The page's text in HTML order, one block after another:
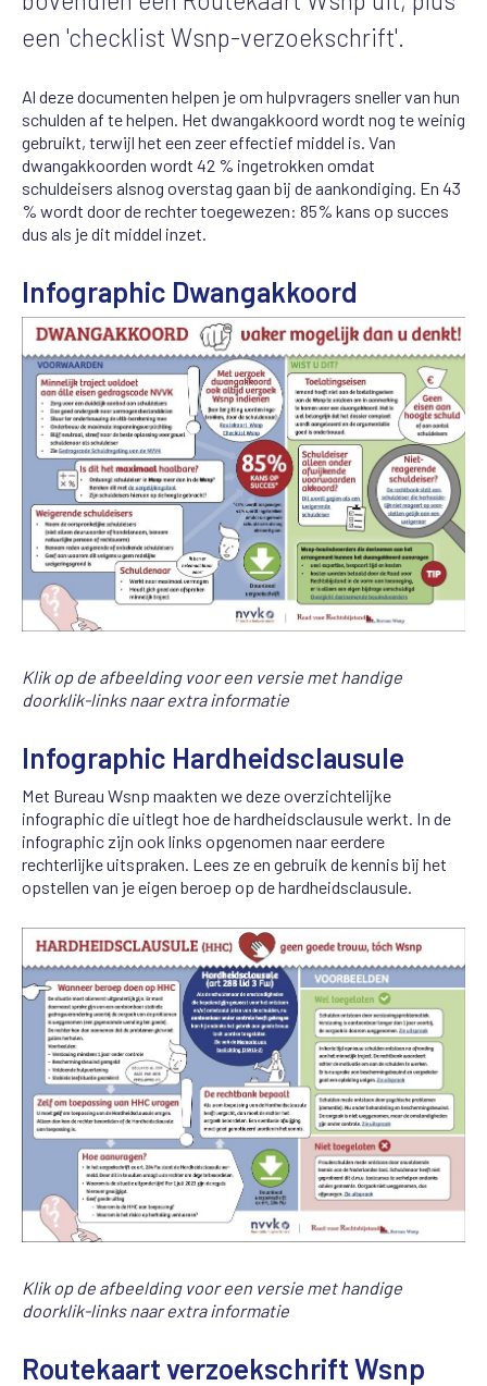
een 'checklist Wsnp-verzoekschrift'.
Al deze documenten helpen je om hulpvragers sneller van hun
schulden af te helpen. Het dwangakkoord wordt nog te weinig
gebruikt, terwijl het een zeer effectief middel is. Van
dwangakkoorden wordt 42 % ingetrokken omdat
schuldeisers alsnog overstag gaan bij de aankondiging. En 43
% wordt door de rechter toegewezen: 85% kans op succes
dus als je dit middel inzet.
Infographic Dwangakkoord
Klik op de afbeelding voor een versie met handige
doorklik-links naar extra informatie
Infographic Hardheidsclausule
Met Bureau Wsnp maakten we deze overzichtelijke
infographic die uitlegt hoe de hardheidsclausule werkt. In de
infographic zijn ook links opgenomen naar eerdere
rechterlijke uitspraken. Lees ze en gebruik de kennis bij het
opstellen van je eigen beroep op de hardheidsclausule.
Klik op de afbeelding voor een versie met handige
doorklik-links naar extra informatie
Routekaart verzoekschrift Wsnp